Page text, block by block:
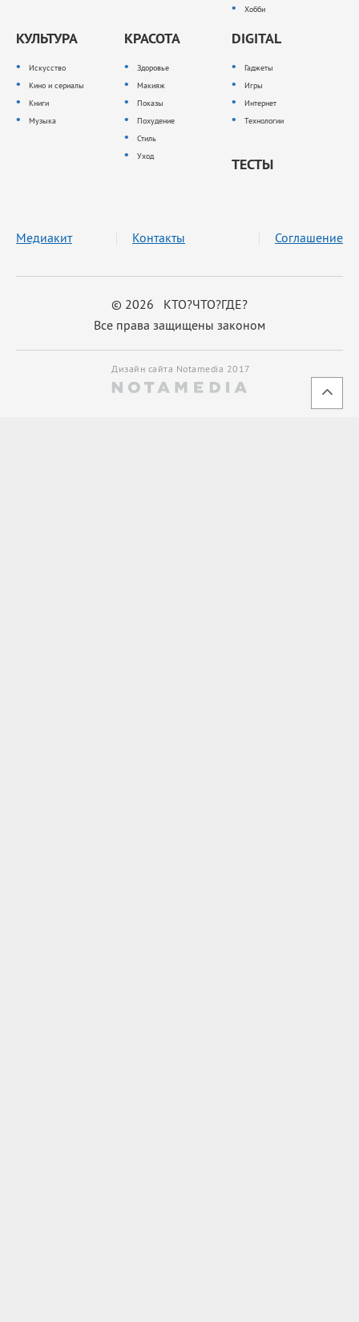
Хобби
КУЛЬТУРА
Искусство
Кино и сериалы
Книги
Музыка
КРАСОТА
Здоровье
Макияж
Показы
Похудение
Стиль
Уход
DIGITAL
Гаджеты
Игры
Интернет
Технологии
ТЕСТЫ
© 2026 КТО?ЧТО?ГДЕ?
Все права защищены законом
Медиакит Контакты Соглашение
Дизайн сайта Notamedia 2017